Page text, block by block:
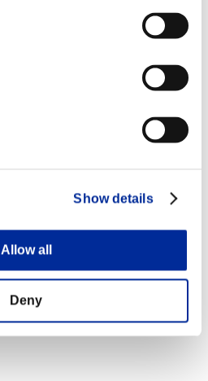
Show details
Allow all
Deny